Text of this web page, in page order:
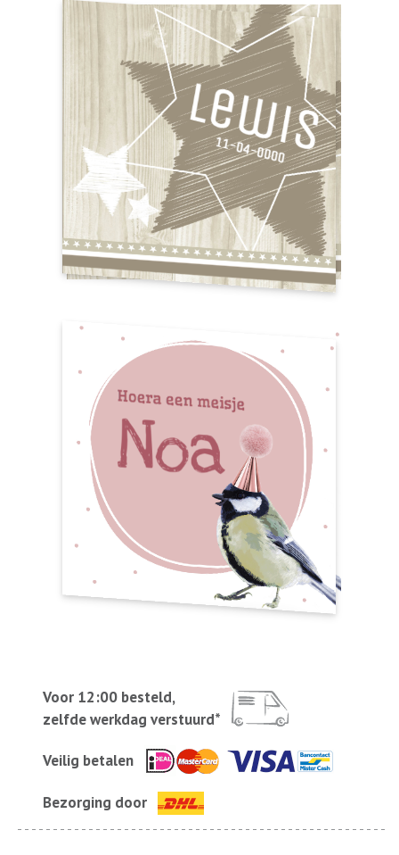
Voor 12:00 besteld,
zelfde werkdag verstuurd*
Veilig betalen
Bezorging door